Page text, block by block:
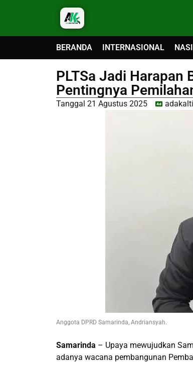
BERANDA INTERNASIONAL
PLTSa Jadi Harapan
Pentingnya
Tanggal 21 Agustus 2025
Anggota DPRD Samarinda, Andriansyah.
Samarinda – Upaya mewujudkan
adanya wacana pembangunan